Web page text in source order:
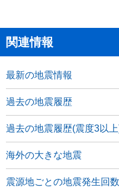
関連情報
最新の地震情報
過去の地震履歴
過去の地震履歴(震度3以
海外の大きな地震
震源地ごとの地震発生回数